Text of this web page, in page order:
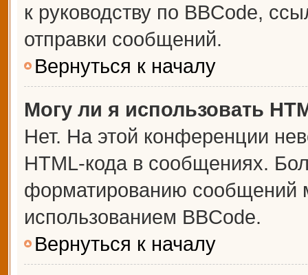
к руководству по BBCode,
отправки сообщений.
Вернуться к началу
Могу ли я использовать
Нет. На этой конференции
HTML-кода в сообщениях.
форматированию сообщений
использованием BBCode.
Вернуться к началу